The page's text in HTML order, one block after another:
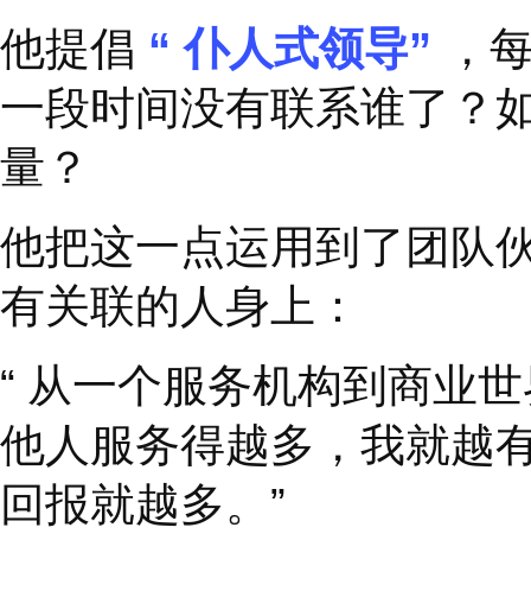
埃德·米勒的第一份工
着不幸的成长经历。
诞节里礼物、及时的
由此，他发现每个人
界上最刚强的人。
他提倡 “ 仆人式领导”
一段时间没有联系谁